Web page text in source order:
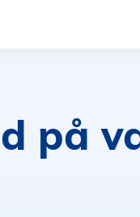
på